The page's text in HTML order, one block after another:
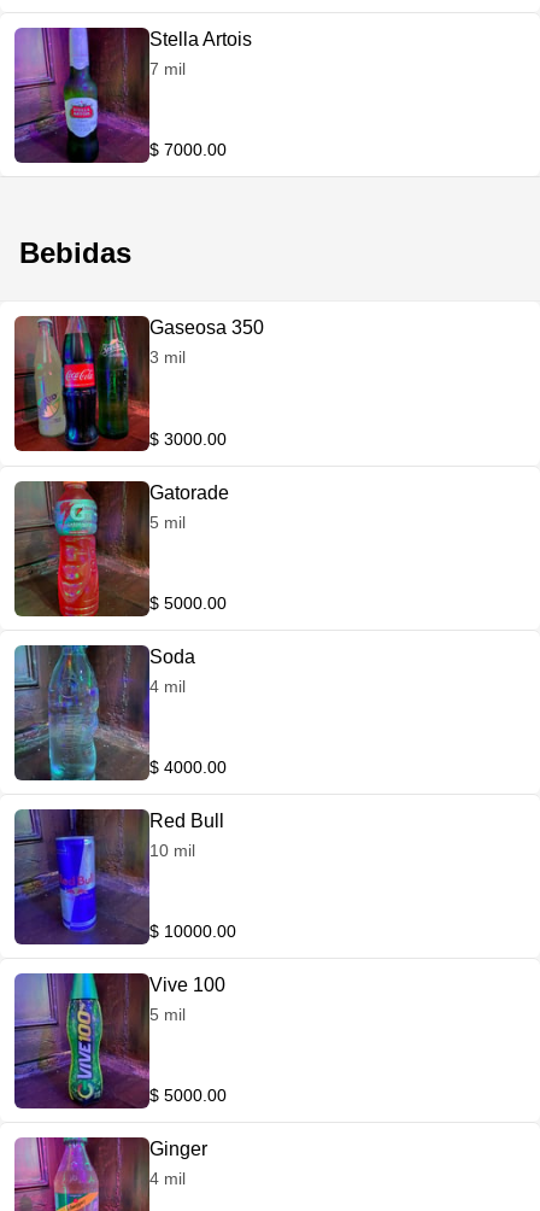
Stella Artois
7 mil
$ 7000.00
Bebidas
Gaseosa 350
3 mil
$ 3000.00
Gatorade
5 mil
$ 5000.00
Soda
4 mil
$ 4000.00
Red Bull
10 mil
$ 10000.00
Vive 100
5 mil
$ 5000.00
Ginger
4 mil